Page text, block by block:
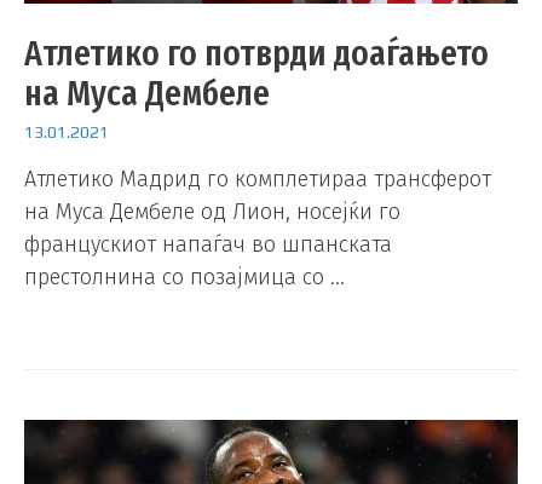
Атлетико го потврди доаѓањето
на Муса Дембеле
13.01.2021
Атлетико Мадрид го комплетираа трансферот
на Муса Дембеле од Лион, носејќи го
францускиот напаѓач во шпанската
престолнина со позајмица со …